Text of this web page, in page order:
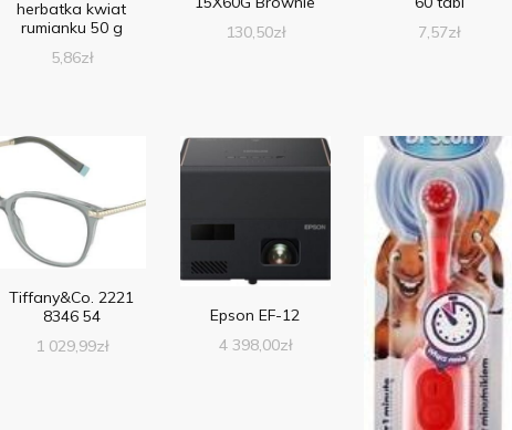
herbatka kwiat
rumianku 50 g
5,86zł
130,50zł
7,57zł
Tiffany&Co. 2221
8346 54
1 029,99zł
Epson EF-12
4 398,00zł